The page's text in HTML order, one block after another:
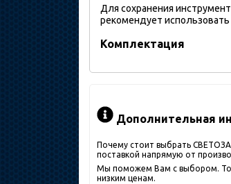
Для сохранения
рекомендует
Комплектация
Дополнительная
Почему стоит выбрать
поставкой напрямую от
Мы поможем Вам с выбором.
низким ценам.